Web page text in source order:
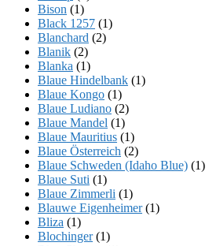
Bison (1)
Black 1257 (1)
Blanchard (2)
Blanik (2)
Blanka (1)
Blaue Hindelbank (1)
Blaue Kongo (1)
Blaue Ludiano (2)
Blaue Mandel (1)
Blaue Mauritius (1)
Blaue Österreich (2)
Blaue Schweden (Idaho Blue) (1)
Blaue Suti (1)
Blaue Zimmerli (1)
Blauwe Eigenheimer(1)
Bliza (1)
Blochinger(1)